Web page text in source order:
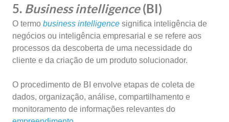
5. Business intelligence(BI)
O termo business intelligence significa inteligência de
negócios ou inteligência empresarial e se refere aos
processos da descoberta de uma necessidade do
cliente e da criação de um produto solucionador.
O procedimento de BI envolve etapas de coleta de
dados, organização, análise, compartilhamento e
monitoramento de informações relevantes do